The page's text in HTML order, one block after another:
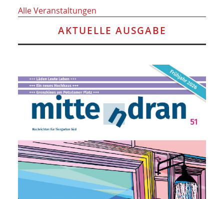
Alle Veranstaltungen
AKTUELLE AUSGABE